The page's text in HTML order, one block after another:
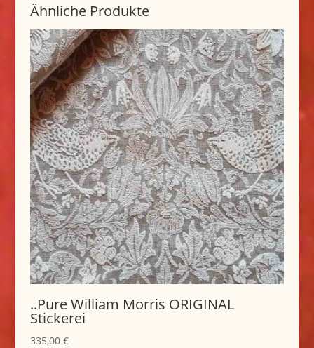
Ähnliche Produkte
..Pure William Morris ORIGINAL
Stickerei
335,00 €